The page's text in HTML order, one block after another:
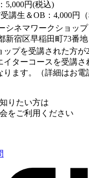
5,000円(税込)
講生＆OB：4,000円（
シネマワークショップ
新宿区早稲田町73番地
プを受講された方が
イターコースを受講さ
ります。（詳細はお電
りたい方は
をご利用ください